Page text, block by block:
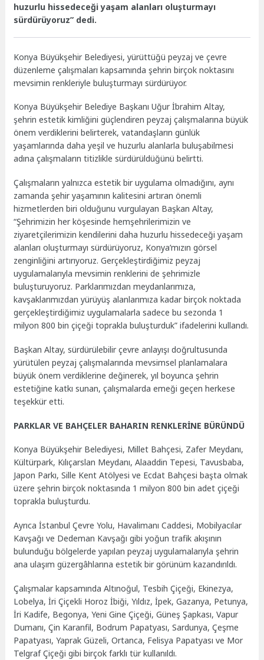
huzurlu hissedeceği yaşam alanları oluşturmayı
sürdürüyoruz” dedi.
Konya Büyükşehir Belediyesi, yürüttüğü peyzaj ve çevre
düzenleme çalışmaları kapsamında şehrin birçok noktasını
mevsimin renkleriyle buluşturmayı sürdürüyor.
Konya Büyükşehir Belediye Başkanı Uğur İbrahim Altay,
şehrin estetik kimliğini güçlendiren peyzaj çalışmalarına büyük
önem verdiklerini belirterek, vatandaşların günlük
yaşamlarında daha yeşil ve huzurlu alanlarla buluşabilmesi
adına çalışmaların titizlikle sürdürüldüğünü belirtti.
Çalışmaların yalnızca estetik bir uygulama olmadığını, aynı
zamanda şehir yaşamının kalitesini artıran önemli
hizmetlerden biri olduğunu vurgulayan Başkan Altay,
“Şehrimizin her köşesinde hemşehrilerimizin ve
ziyaretçilerimizin kendilerini daha huzurlu hissedeceği yaşam
alanları oluşturmayı sürdürüyoruz, Konya’mızın görsel
zenginliğini artırıyoruz. Gerçekleştirdiğimiz peyzaj
uygulamalarıyla mevsimin renklerini de şehrimizle
buluşturuyoruz. Parklarımızdan meydanlarımıza,
kavşaklarımızdan yürüyüş alanlarımıza kadar birçok noktada
gerçekleştirdiğimiz uygulamalarla sadece bu sezonda 1
milyon 800 bin çiçeği toprakla buluşturduk” ifadelerini kullandı.
Başkan Altay, sürdürülebilir çevre anlayışı doğrultusunda
yürütülen peyzaj çalışmalarında mevsimsel planlamalara
büyük önem verdiklerine değinerek, yıl boyunca şehrin
estetiğine katkı sunan, çalışmalarda emeği geçen herkese
teşekkür etti.
PARKLAR VE BAHÇELER BAHARIN RENKLERİNE BÜRÜNDÜ
Konya Büyükşehir Belediyesi, Millet Bahçesi, Zafer Meydanı,
Kültürpark, Kılıçarslan Meydanı, Alaaddin Tepesi, Tavusbaba,
Japon Parkı, Sille Kent Atölyesi ve Ecdat Bahçesi başta olmak
üzere şehrin birçok noktasında 1 milyon 800 bin adet çiçeği
toprakla buluşturdu.
Ayrıca İstanbul Çevre Yolu, Havalimanı Caddesi, Mobilyacılar
Kavşağı ve Dedeman Kavşağı gibi yoğun trafik akışının
bulunduğu bölgelerde yapılan peyzaj uygulamalarıyla şehrin
ana ulaşım güzergâhlarına estetik bir görünüm kazandırıldı.
Çalışmalar kapsamında Altınoğul, Tesbih Çiçeği, Ekinezya,
Lobelya, İri Çiçekli Horoz İbiği, Yıldız, İpek, Gazanya, Petunya,
İri Kadife, Begonya, Yeni Gine Çiçeği, Güneş Şapkası, Vapur
Dumanı, Çin Karanfil, Bodrum Papatyası, Sardunya, Çeşme
Papatyası, Yaprak Güzeli, Ortanca, Felisya Papatyası ve Mor
Telgraf Çiçeği gibi birçok farklı tür kullanıldı.